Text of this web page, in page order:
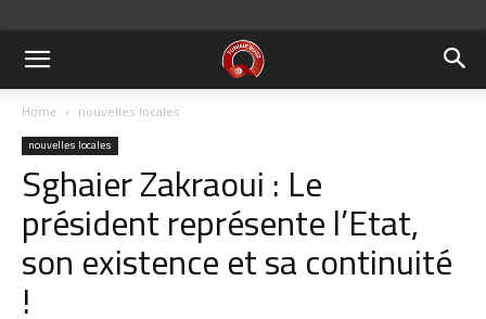
Home nouvelles locales
nouvelles locales
Sghaier Zakraoui : Le
président représente l’Etat,
son existence et sa continuité
!